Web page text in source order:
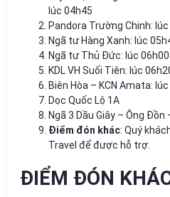
lúc 04h45
Pandora Trường Chinh:
Ngã tư Hàng Xanh: lúc
Ngã tư Thủ Đức: lúc 06h00
KDL VH Suối Tiên: lúc
Biên Hòa – KCN Amata:
Dọc Quốc Lộ 1A
Ngã 3 Dầu Giây – Ông Đồn
Điểm đón khác: Quý
Travel để được hỗ trợ.
ĐIỂM ĐÓN